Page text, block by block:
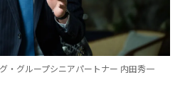
・グループシニアパートナー 内田秀一